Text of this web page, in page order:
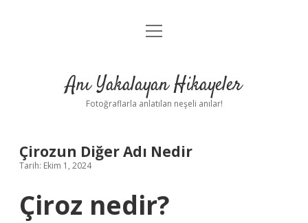
Anasayfa
Yasal Uyarı
menüyü
Anı Yakalayan Hikayeler
Fotoğraflarla anlatılan neşeli anılar!
Çirozun Diğer Adı Nedir
Tarih: Ekim 1, 2024
Çiroz nedir?